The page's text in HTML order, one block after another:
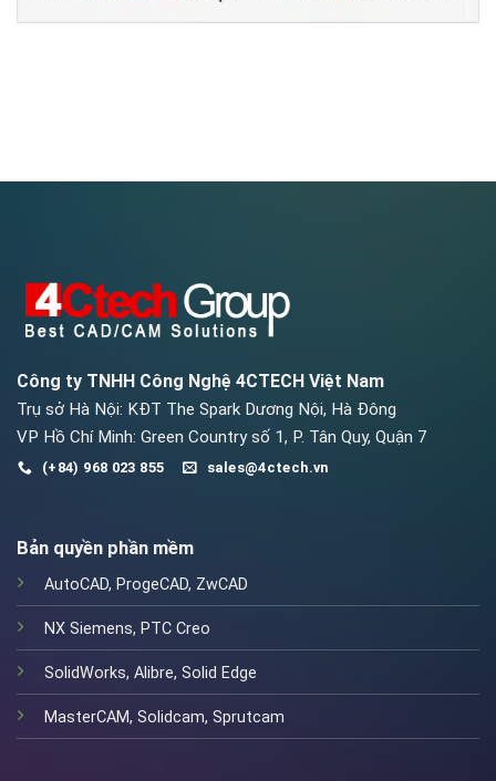
Công ty TNHH Công Nghệ 4CTECH Việt Nam
Trụ sở Hà Nội: KĐT The Spark Dương Nội, Hà Đông
VP Hồ Chí Minh: Green Country số 1, P. Tân Quy, Quận 7
(+84) 968 023 855 sales@4ctech.vn
Bản quyền phần mềm
AutoCAD, ProgeCAD, ZwCAD
NX Siemens, PTC Creo
SolidWorks, Alibre, Solid Edge
MasterCAM, Solidcam, Sprutcam